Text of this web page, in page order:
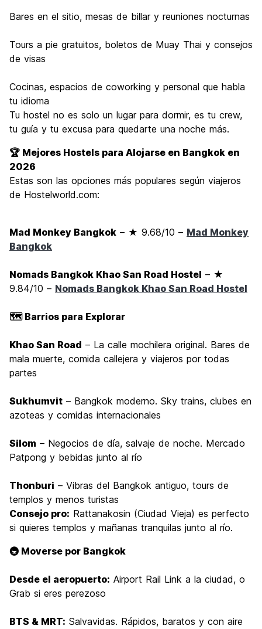
Bares en el sitio, mesas de billar y reuniones nocturnas
Tours a pie gratuitos, boletos de Muay Thai y consejos
de visas
Cocinas, espacios de coworking y personal que habla
tu idioma
Tu hostel no es solo un lugar para dormir, es tu crew,
tu guía y tu excusa para quedarte una noche más.
🏆 Mejores Hostels para Alojarse en Bangkok en
2026
Estas son las opciones más populares según viajeros
de Hostelworld.com:
Mad Monkey Bangkok – ★ 9.68/10 – Mad Monkey
Bangkok
Nomads Bangkok Khao San Road Hostel – ★
9.84/10 – Nomads Bangkok Khao San Road Hostel
🗺️ Barrios para Explorar
Khao San Road – La calle mochilera original. Bares de
mala muerte, comida callejera y viajeros por todas
partes
Sukhumvit – Bangkok moderno. Sky trains, clubes en
azoteas y comidas internacionales
Silom – Negocios de día, salvaje de noche. Mercado
Patpong y bebidas junto al río
Thonburi – Vibras del Bangkok antiguo, tours de
templos y menos turistas
Consejo pro: Rattanakosin (Ciudad Vieja) es perfecto
si quieres templos y mañanas tranquilas junto al río.
🚇 Moverse por Bangkok
Desde el aeropuerto: Airport Rail Link a la ciudad, o
Grab si eres perezoso
BTS & MRT: Salvavidas. Rápidos, baratos y con aire